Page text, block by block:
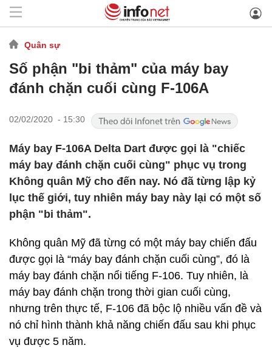
Quân sự
Số phận "bi thảm" của máy bay
đánh chặn cuối cùng F-106A
02/02/2020 - 15:30
Máy bay F-106A Delta Dart được gọi là "chiếc
máy bay đánh chặn cuối cùng" phục vụ trong
Không quân Mỹ cho đến nay. Nó đã từng lập kỷ
lục thế giới, tuy nhiên máy bay này lại có một số
phận "bi thảm".
Không quân Mỹ đã từng có một máy bay chiến đấu
được gọi là “máy bay đánh chặn cuối cùng”, đó là
máy bay đánh chặn nổi tiếng F-106. Tuy nhiên, là
máy bay đánh chặn trong thời gian cuối cùng,
nhưng trên thực tế, F-106 đã bộc lộ nhiều vấn đề và
nó chỉ hình thành khả năng chiến đấu sau khi phục
vụ được 5 năm.